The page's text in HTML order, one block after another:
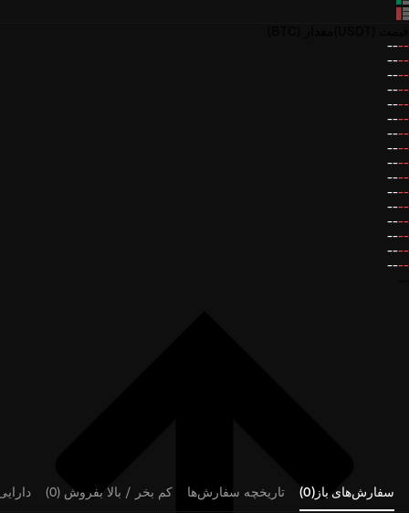
--
--
--
--
--
--
--
--
--
--
--
--
--
--
--
--
--
--
--
--
--
--
--
--
--
--
--
--
--
--
--
--
سفارش‌های باز(0) تاریخچه سفارش‌ها کم بخر / بالا بفروش (0)